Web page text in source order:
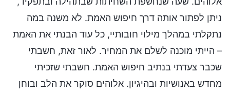
ניתן לפתור אותה דרך חיפוש האמת. לא משנה במה
נתקלתי במהלך מילוי חובותיי, כל עוד הבנתי את האמת
– הייתי מוכנה לשלם את המחיר. לאור זאת, חשבתי
שכבר צעדתי בנתיב חיפוש האמת. חשבתי שזכיתי
מחדש באנושיות ובהיגיון. אלוהים סוקר את הלב ובוחן